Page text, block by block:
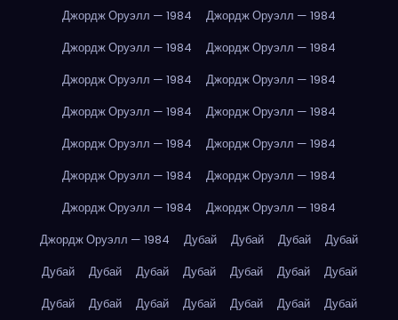
Джордж Оруэлл — 1984
Джордж Оруэлл — 1984
Джордж Оруэлл — 1984
Джордж Оруэлл — 1984
Джордж Оруэлл — 1984
Джордж Оруэлл — 1984
Джордж Оруэлл — 1984
Джордж Оруэлл — 1984
Джордж Оруэлл — 1984
Джордж Оруэлл — 1984
Джордж Оруэлл — 1984
Джордж Оруэлл — 1984
Джордж Оруэлл — 1984
Джордж Оруэлл — 1984
Джордж Оруэлл — 1984
Дубай Дубай Дубай
Дубай
Дубай
Дубай Дубай Дубай Дубай Дубай
Дубай
Дубай
Дубай Дубай Дубай Дубай Дубай
Дубай